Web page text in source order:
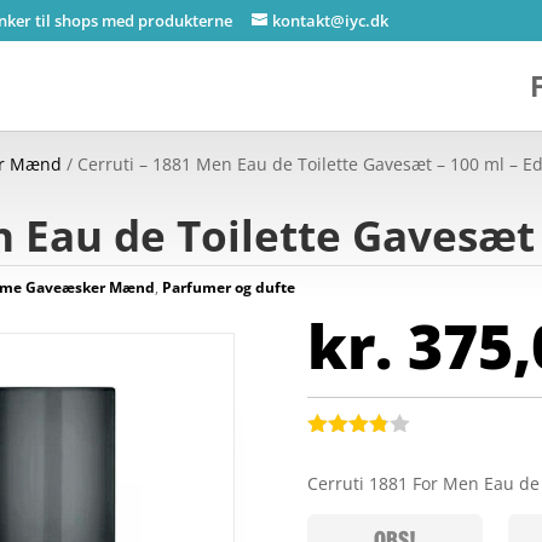
til shops med produkterne kontakt@iyc.dk
Mænd / Cerruti – 1881 Men Eau de Toilette Gavesæt – 100 ml –
Eau de Toilette Gavesæt
Gaveæsker Mænd, Parfumer og dufte
kr.
ud af 5
Cerruti 1881 For Men Eau